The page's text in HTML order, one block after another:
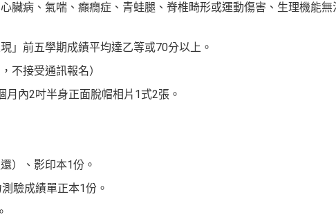
臟病、氣喘、癲癇症、青蛙腿、脊椎畸形或運動傷害、生理機能無
」前五學期成績平均達乙等或70分以上。
不接受通訊報名）
月內2吋半身正面脫帽相片 1式2張。
）、影印本1份。
驗成績單正本1份。